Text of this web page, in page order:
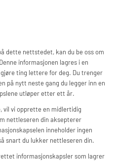
dette nettstedet, kan du be oss om
informasjonen lagres i en
ting lettere for deg. Du trenger
på nytt neste gang du legger inn en
utløper etter ett år.
vil vi opprette en midlertidig
nettleseren din aksepterer
inneholder ingen
snart du lukker nettleseren din.
informasjonskapsler som lagrer